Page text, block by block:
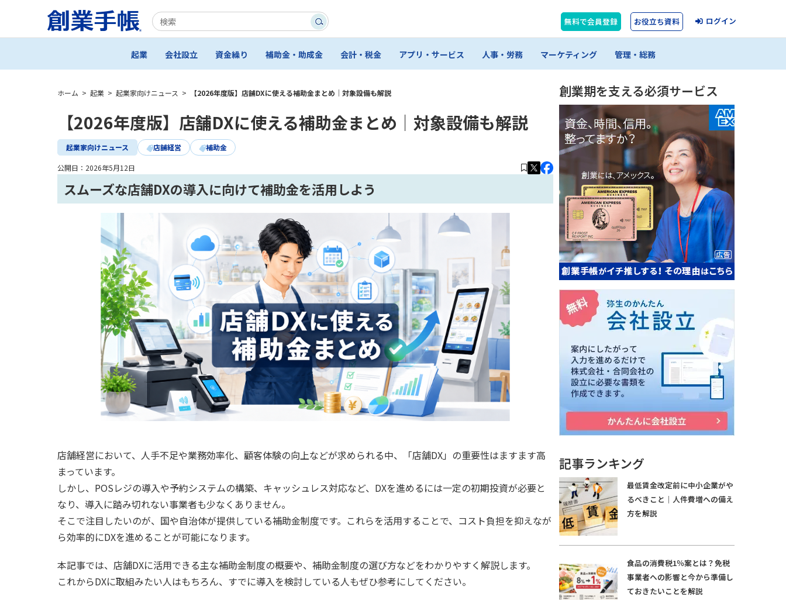
無料で会員登録 お役立ち資料 ログイン
起業 会社設立 資金繰り 補助金・助成金 会計・税金 アプリ・サービス 人事・労務 マーケティング 管理・総務
ホーム > 起業 > 起業家向けニュース > 【2026年度版】店舗DXに使える補助金まとめ│対象設備も解説
【2026年度版】店舗DXに使える補助金まとめ│対象設備も解説
起業家向けニュース 店舗経営 補助金
公開日： 2026年5月12日
スムーズな店舗DXの導入に向けて補助金を活用しよう
店舗経営において、人手不足や業務効率化、顧客体験の向上などが求められる中、「店舗DX」の重要性はますます高
まっています。
しかし、POSレジの導入や予約システムの構築、キャッシュレス対応など、DXを進めるには一定の初期投資が必要と
なり、導入に踏み切れない事業者も少なくありません。
そこで注目したいのが、国や自治体が提供している補助金制度です。これらを活用することで、コスト負担を抑えなが
ら効率的にDXを進めることが可能になります。
本記事では、店舗DXに活用できる主な補助金制度の概要や、補助金制度の選び方などをわかりやすく解説します。
これからDXに取組みたい人はもちろん、すでに導入を検討している人もぜひ参考にしてください。
創業期を支える必須サービス
記事ランキング
最低賃金改定前に中小企業がや
るべきこと｜人件費増への備え
方を解説
食品の消費税1％案とは？免税
事業者への影響と今から準備し
ておきたいことを解説